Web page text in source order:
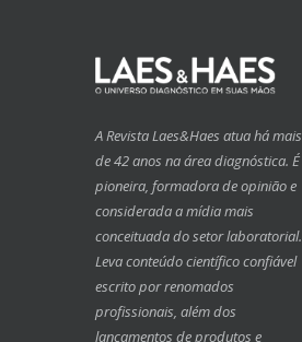
A Revista Laes&Haes atua há mais
de 42 anos na área diagnóstica. É
pioneira, formadora de opinião e
considerada a mídia mais
conceituada do setor laboratorial.
Leva conteúdo científico confiável
escrito por renomados
profissionais, além dos
lançamentos de produtos e